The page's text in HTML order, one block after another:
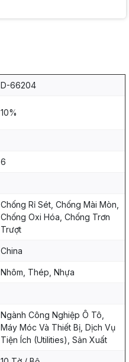
D-66204
10%
6
Chống Rỉ Sét, Chống Mài Mòn,
Chống Oxi Hóa, Chống Trơn
Trượt
China
Nhôm, Thép, Nhựa
Ngành Công Nghiệp Ô Tô,
Máy Móc Và Thiết Bị, Dịch Vụ
Tiện Ích (Utilities), Sản Xuất